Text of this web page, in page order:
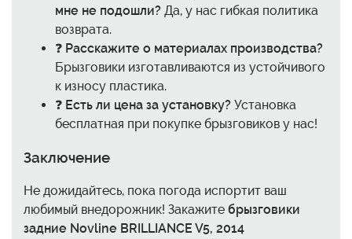
мне не подошли? Да, у нас гибкая политика
возврата.
❓ Расскажите о материалах производства?
Брызговики изготавливаются из устойчивого
к износу пластика.
❓ Есть ли цена за установку? Установка
бесплатная при покупке брызговиков у нас!
Заключение
Не дожидайтесь, пока погода испортит ваш
любимый внедорожник! Закажите брызговики
задние Novline BRILLIANCE V5, 2014